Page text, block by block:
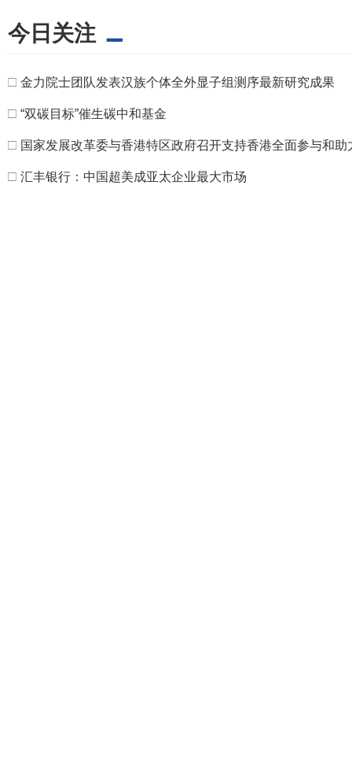
今日关注
□ 金力院士团队发表汉族个体全外显子组测序最新研究成果
□ “双碳目标”催生碳中和基金
□ 国家发展改革委与香港特区政府召开支持香港全面参与和助
□ 汇丰银行：中国超美成亚太企业最大市场